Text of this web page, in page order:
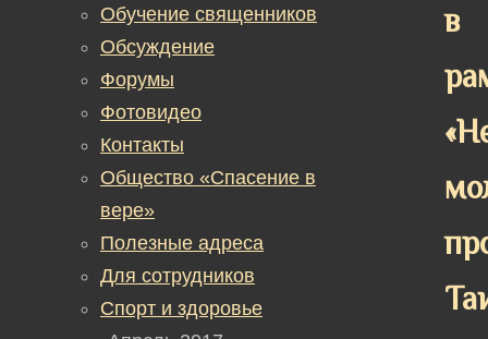
в
Обучение священников
Обсуждение
Форумы
Фотовидео
Контакты
Общество «Спасение в
вере»
Полезные адреса
Для сотрудников
Спорт и здоровье